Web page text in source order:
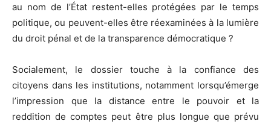
au nom de l’État restent-elles protégées par le temps
politique, ou peuvent-elles être réexaminées à la lumière
du droit pénal et de la transparence démocratique ?
Socialement, le dossier touche à la confiance des
citoyens dans les institutions, notamment lorsqu’émerge
l’impression que la distance entre le pouvoir et la
reddition de comptes peut être plus longue que prévu